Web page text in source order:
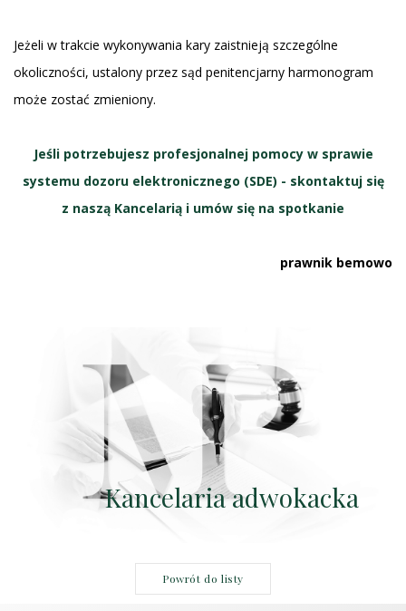
Jeżeli w trakcie wykonywania kary zaistnieją szczególne
okoliczności, ustalony przez sąd penitencjarny harmonogram
może zostać zmieniony.
Jeśli potrzebujesz profesjonalnej pomocy w sprawie
systemu dozoru elektronicznego (SDE) - skontaktuj się
z naszą Kancelarią i umów się na spotkanie
prawnik bemowo
Kancelaria adwokacka
Powrót do listy